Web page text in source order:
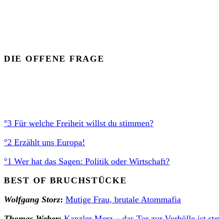
DIE OFFENE FRAGE
°3 Für welche Freiheit willst du stimmen?
°2 Erzählt uns Europa!
°1 Wer hat das Sagen: Politik oder Wirtschaft?
BEST OF BRUCHSTÜCKE
Wolfgang Storz: Mutige Frau, brutale Atommafia